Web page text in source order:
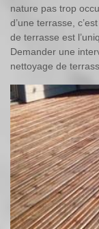
nature pas trop
d’une terrasse,
de terrasse est
Demander une
nettoyage de